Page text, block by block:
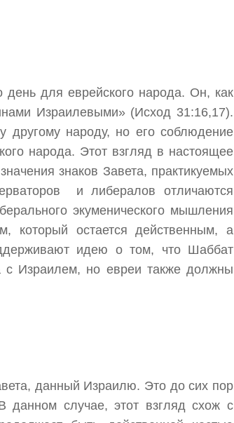
для еврейского народа. Он, как
Израилевыми» (Исход 31:16,17).
народу, но его соблюдение
народа. Этот взгляд в настоящее
знаков Завета, практикуемых
и либералов отличаются
экуменического мышления
который остается действенным, а
идею о том, что Шаббат
с Израилем, но евреи также должны
данный Израилю. Это до сих пор
данном случае, этот взгляд схож с